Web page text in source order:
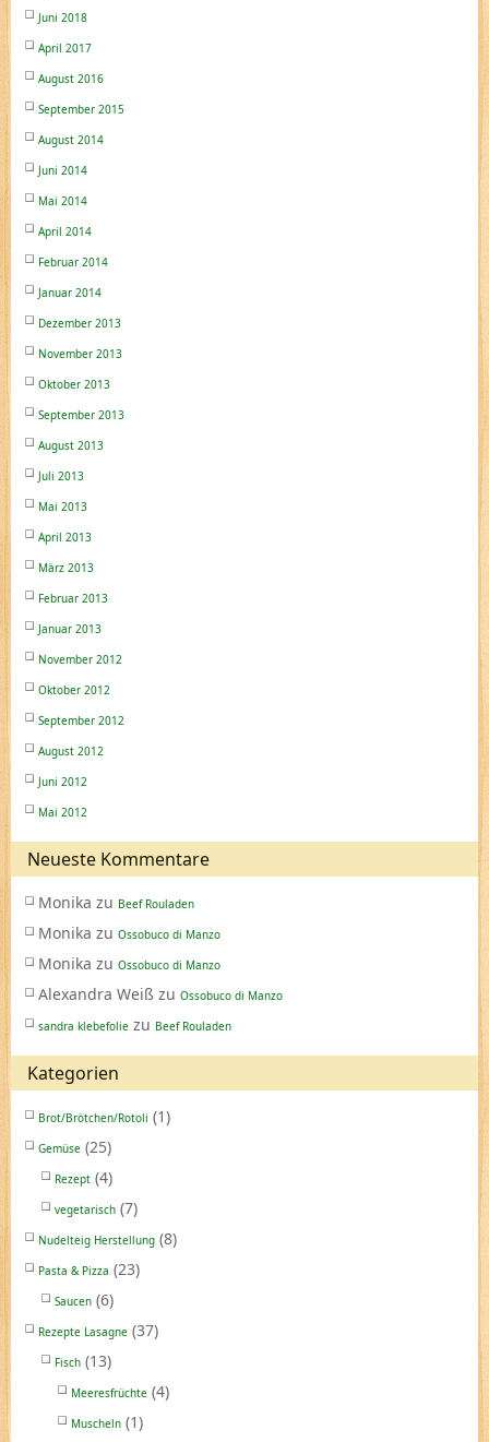
Juni 2018
April 2017
August 2016
September 2015
August 2014
Juni 2014
Mai 2014
April 2014
Februar 2014
Januar 2014
Dezember 2013
November 2013
Oktober 2013
September 2013
August 2013
Juli 2013
Mai 2013
April 2013
März 2013
Februar 2013
Januar 2013
November 2012
Oktober 2012
September 2012
August 2012
Juni 2012
Mai 2012
Neueste Kommentare
Monika zu Beef Rouladen
Monika zu Ossobuco di Manzo
Monika zu Ossobuco di Manzo
Alexandra Weiß zu Ossobuco di Manzo
sandra klebefolie zu Beef Rouladen
Kategorien
Brot/Brötchen/Rotoli (1)
Gemüse (25)
Rezept (4)
vegetarisch (7)
Nudelteig Herstellung (8)
Pasta & Pizza (23)
Saucen (6)
Rezepte Lasagne (37)
Fisch (13)
Meeresfrüchte (4)
Muscheln (1)